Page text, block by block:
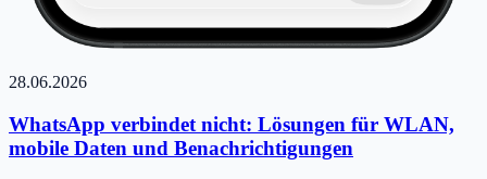
28.06.2026
WhatsApp verbindet nicht: Lösungen für WLAN,
mobile Daten und Benachrichtigungen